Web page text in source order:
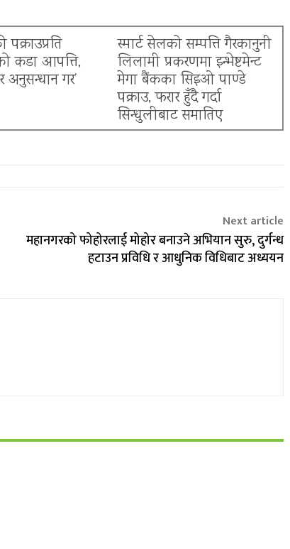
कडा आपत्ति,
अनुसन्धान गर’
स्मार्ट सेलको सम्पत्ति गैरकानुनी
लिलामी प्रकरणमा इन्भेष्टमेन्ट
मेगा बैंकका सिइओ पाण्डे
पक्राउ, फरार हुँदै गर्दा
सिन्धुलीबाट समातिए
Next article
महानगरको फोहोरलाई मोहोर बनाउने अभियान सुरु, दुर्गन्ध
हटाउन प्रविधि र आधुनिक विधिबाट अध्ययन